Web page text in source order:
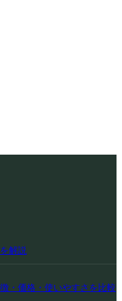
解説
・価格・使いやすさを比較